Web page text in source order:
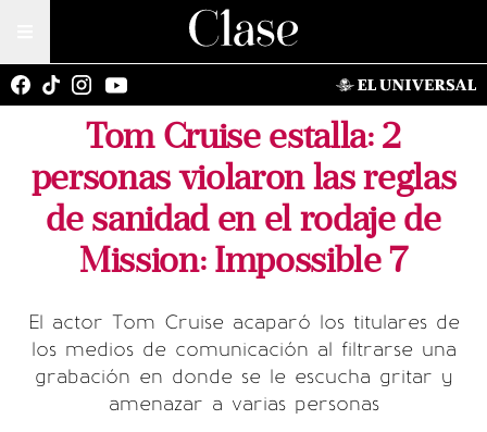
Tom Cruise estalla: 2
personas violaron las reglas
de sanidad en el rodaje de
Mission: Impossible 7
El actor Tom Cruise acaparó los titulares de
los medios de comunicación al filtrarse una
grabación en donde se le escucha gritar y
amenazar a varias personas